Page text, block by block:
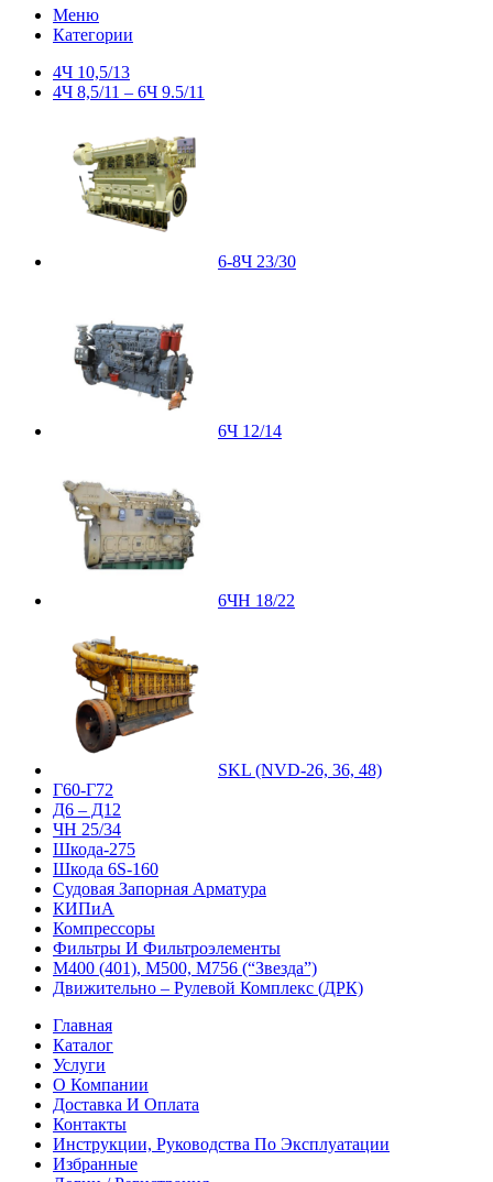
Меню
Категории
4Ч 10,5/13
4Ч 8,5/11 – 6Ч 9.5/11
6-8Ч 23/30
6Ч 12/14
6ЧН 18/22
SKL (NVD-26, 36, 48)
Г60-Г72
Д6 – Д12
ЧН 25/34
Шкода-275
Шкода 6S-160
Судовая Запорная Арматура
КИПиА
Компрессоры
Фильтры И Фильтроэлементы
М400 (401), М500, М756 (“Звезда”)
Движительно – Рулевой Комплекс (ДРК)
Главная
Каталог
Услуги
О Компании
Доставка И Оплата
Контакты
Инструкции, Руководства По Эксплуатации
Избранные